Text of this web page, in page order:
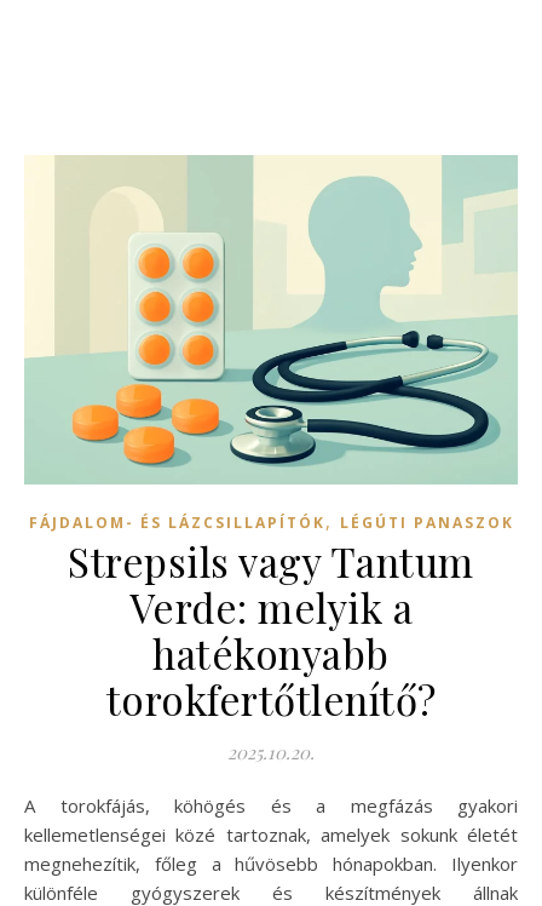
FÁJDALOM- ÉS LÁZCSILLAPÍTÓK, LÉGÚTI PANASZOK
Strepsils vagy Tantum
Verde: melyik a
hatékonyabb
torokfertőtlenítő?
2025.10.20.
A torokfájás, köhögés és a megfázás gyakori
kellemetlenségei közé tartoznak, amelyek sokunk életét
megnehezítik, főleg a hűvösebb hónapokban. Ilyenkor
különféle gyógyszerek és készítmények állnak